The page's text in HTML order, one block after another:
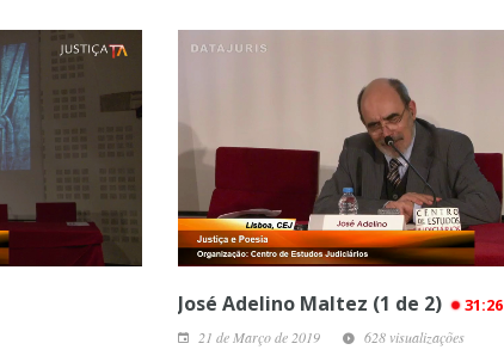
José Adelino Maltez (1 de 2) 31:26
21 de Março de 2019 628 visualizações